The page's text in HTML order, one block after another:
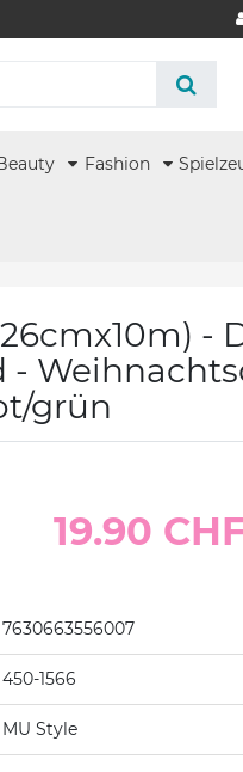
Fashion
-
-
grün
19.90
7630663556007
450-1566
MU Style